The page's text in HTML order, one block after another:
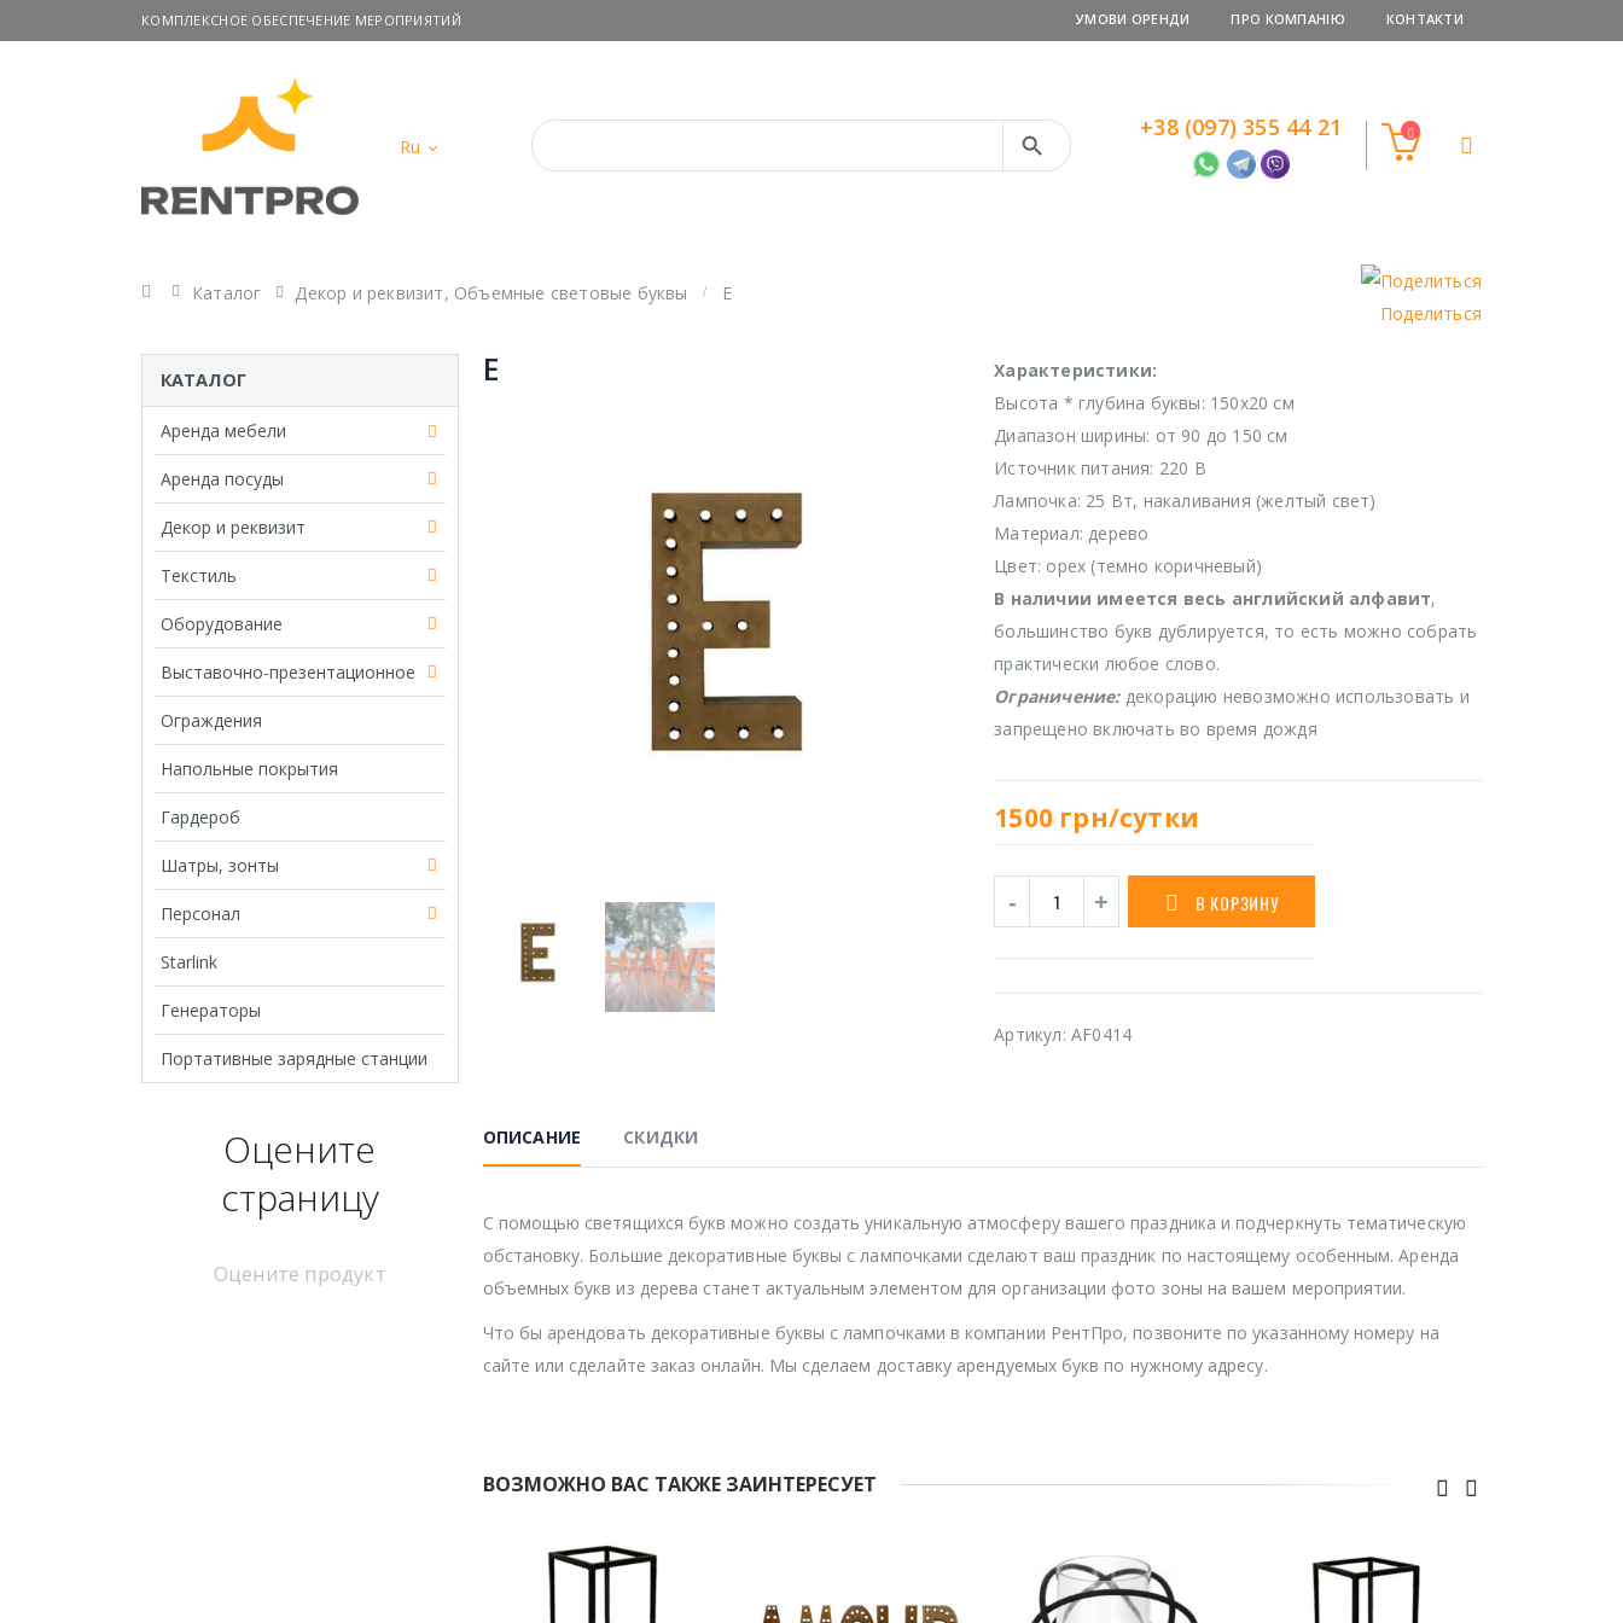
КОМПЛЕКСНОЕ ОБЕСПЕЧЕНИЕ МЕРОПРИЯТИЙ УМОВИ ОРЕНДИ ПРО КОМПАНІЮ КОНТАКТИ
Ru
Search Button +38 (097) 355 44 21
Главная
Каталог Декор и реквизит, Объемные световые буквы
E
Поделиться
E
Характеристики:
Высота * глубина буквы: 150х20 см
Диапазон ширины: от 90 до 150 см
Источник питания: 220 В
Лампочка: 25 Вт, накаливания (желтый свет)
Материал: дерево
Цвет: орех (темно коричневый)
В наличии имеется весь английский алфавит,
большинство букв дублируется, то есть можно собрать
практически любое слово.
Ограничение:декорацию невозможно использовать и
запрещено включать во время дождя
1500 грн/сутки
В КОРЗИНУ
Артикул:AF0414
ОПИСАНИЕ СКИДКИ
С помощью светящихся букв можно создать уникальную атмосферу вашего праздника и подчеркнуть тематическую
обстановку. Большие декоративные буквы с лампочками сделают ваш праздник по настоящему особенным. Аренда
объемных букв из дерева станет актуальным элементом для организации фото зоны на вашем мероприятии.
Что бы арендовать декоративные буквы с лампочками в компании РентПро, позвоните по указанному номеру на
сайте или сделайте заказ онлайн. Мы сделаем доставку арендуемых букв по нужному адресу.
ВОЗМОЖНО ВАС ТАКЖЕ ЗАИНТЕРЕСУЕТ
КАТАЛОГ
Аренда мебели
Аренда посуды
Декор и реквизит
Текстиль
Оборудование
Выставочно-презентационное
Ограждения
Напольные покрытия
Гардероб
Шатры, зонты
Персонал
Starlink
Генераторы
Портативные зарядные станции
Оцените
страницу
Оцените продукт